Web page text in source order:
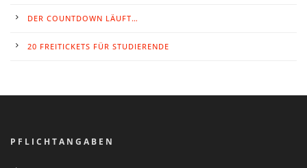
DER COUNTDOWN LÄUFT…
20 FREITICKETS FÜR STUDIERENDE
PFLICHTANGABEN